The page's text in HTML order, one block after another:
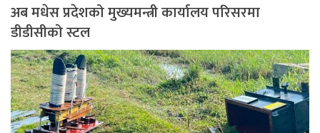
अब मधेस प्रदेशको मुख्यमन्त्री कार्यालय परिसरमा
डीडीसीको स्टल